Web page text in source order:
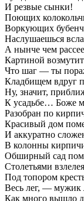
И резвые сынки!
Поющих
Воркующих
Наслушаешься
А нынче чем
Картиной
Что шаг — ты
Кладбищем вдруг
Ну, значит,
К усадьбе… Боже
Разобран по
Красивый дом
И аккуратно
В колонны
Обширный сад
Столетьями
Под топором
Весь лег, — мужик
Как много вышло